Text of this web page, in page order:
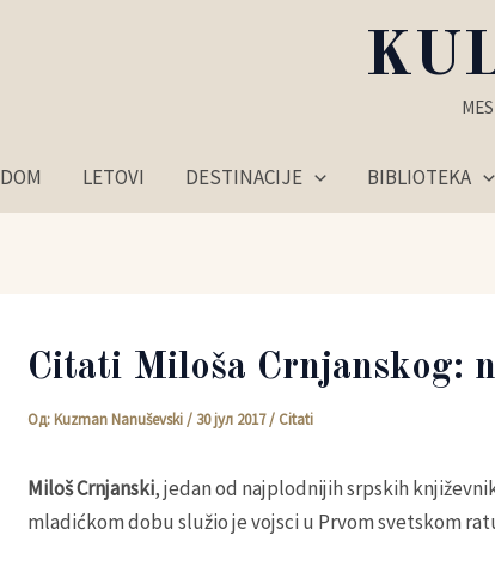
DOM LETOVI DESTINACIJE BIBLIOTEKA
Citati Miloša Crnjanskog:
Од: Kuzman Nanuševski/ 30 јул 2017/ Citati
Miloš Crnjanski, jedan od najplodnijih srpskih
mladićkom dobu služio je vojsci u Prvom svetskom